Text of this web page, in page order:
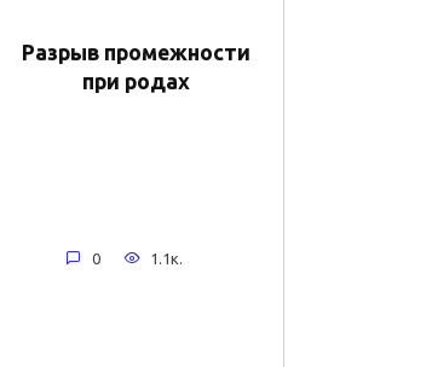
Разрыв промежности
при родах
0 1.1к.